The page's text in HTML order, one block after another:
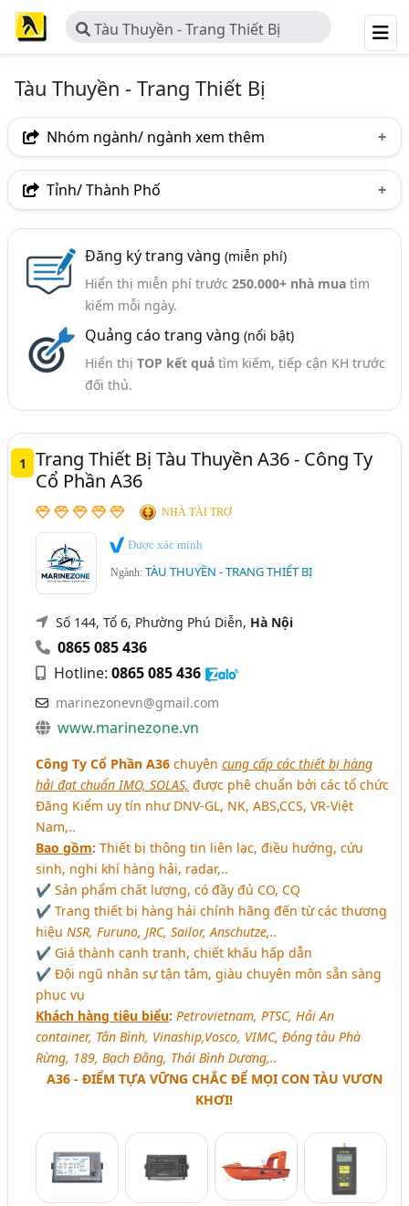
Tàu Thuyền - Trang Thiết Bị
Tàu Thuyền - Trang Thiết Bị
Nhóm ngành/ ngành xem thêm
Ngành nghề
Ngành xem thêm
Hàng Hải - Thiết Bị Hàng Hải (163)
Xuất Và Kinh Doanh (29)
Tỉnh/ Thành Phố
Bình Dương
Tp. Đà Nẵng
TP. Hải Phòng
Bà Rịa-Vũng Tàu
Khánh Hòa
Đăng ký trang vàng (miễn phí)
Hiển thị miễn phí trước 250.000+ nhà muatìm
kiếm mỗi ngày.
Quảng cáo trang vàng (nổi bật)
Hiển thị TOP kết quảtìm kiếm, tiếp cận KH trước
đối thủ.
1
Trang Thiết Bị Tàu Thuyền A36 - Công Ty
Cổ Phần A36
NHÀ TÀI TRỢ
Được xác minh
Ngành:TÀU THUYỀN - TRANG THIẾT BỊ
Số 144, Tổ 6, Phường Phú Diễn, Hà Nội
0865 085 436
Hotline:0865 085 436
marinezonevn@gmail.com
www.marinezone.vn
Công Ty Cổ Phần A36 chuyêncung cấp các thiết bị hàng
hải đạt chuẩn IMO, SOLAS, được phê chuẩn bởi các tổ chức
Đăng Kiểm uy tín như DNV-GL, NK, ABS,CCS, VR-Việt
Nam,..
Bao gồm:Thiết bị thông tin liên lạc, điều hướng, cứu
sinh, nghi khí hàng hải, radar,..
✔ Sản phẩm chất lượng, có đầy đủ CO, CQ
✔ Trang thiết bị hàng hải chính hãng đến từ các thương
hiệuNSR, Furuno, JRC, Sailor, Anschutze,..
✔ Giá thành cạnh tranh, chiết khấu hấp dẫn
✔ Đội ngũ nhân sự tận tâm, giàu chuyên môn sẵn sàng
phục vụ
Khách hàng tiêu biểu: Petrovietnam, PTSC, Hải An
container, Tân Bình, Vinaship,Vosco, VIMC, Đóng tàu Phà
Rừng, 189, Bạch Đằng, Thái Bình Dương,..
A36 - ĐIỂM TỰA VỮNG CHẮC ĐỂ MỌI CON TÀU VƯƠN
KHƠI!